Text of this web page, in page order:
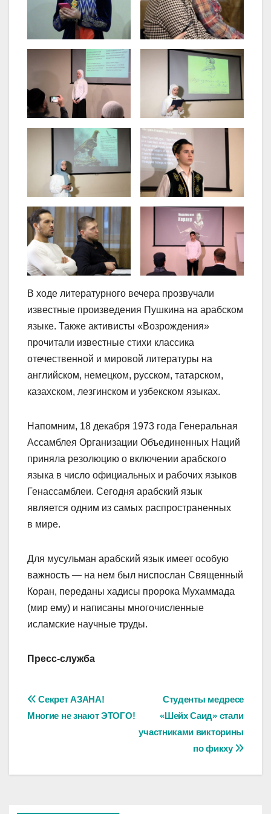
В ходе литературного вечера прозвучали
известные произведения Пушкина на арабском
языке. Также активисты «Возрождения»
прочитали известные стихи классика
отечественной и мировой литературы на
английском, немецком, русском, татарском,
казахском, лезгинском и узбекском языках.
Напомним, 18 декабря 1973 года Генеральная
Ассамблея Организации Объединенных Наций
приняла резолюцию о включении арабского
языка в число официальных и рабочих языков
Генассамблеи. Сегодня арабский язык
является одним из самых распространенных
в мире.
Для мусульман арабский язык имеет особую
важность — на нем был ниспослан Священный
Коран, переданы хадисы пророка Мухаммада
(мир ему) и написаны многочисленные
исламские научные труды.
Пресс-служба
Навигация
Студенты медресе
«Шейх Саид» стали
участниками викторины
по фикху
Секрет АЗАНА!
Многие не знают ЭТОГО!